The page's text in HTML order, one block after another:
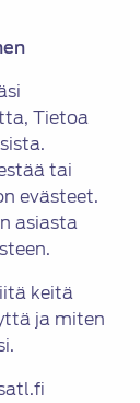
Tietoa
tai
evästeet.
asiasta
keitä
ja miten